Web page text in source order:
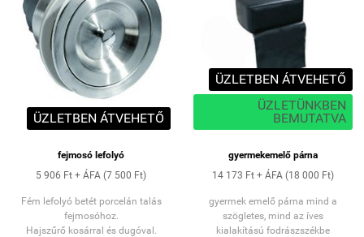
ÜZLETBEN ÁTVEHETŐ
fejmosó lefolyó
5 906 Ft + ÁFA (7 500 Ft)
Fém lefolyó betét porcelán talás
fejmosóhoz.
Hajszűrő kosárral és dugóval.
ÜZLETBEN ÁTVEHETŐ
ÜZLETÜNKBEN
BEMUTATVA
gyermekemelő párna
14 173 Ft + ÁFA (18 000 Ft)
gyermek emelő párna mind a
szögletes, mind az íves
kialakítású fodrászszékbe